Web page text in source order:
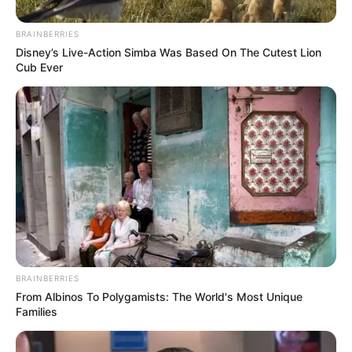
contra de la líder del laboratorio clínico por acoso
laboral.
BRAINBERRIES
Disney’s Live-Action Simba Was Based On The Cutest Lion
Cub Ever
BRAINBERRIES
From Albinos To Polygamists: The World's Most Unique
Families